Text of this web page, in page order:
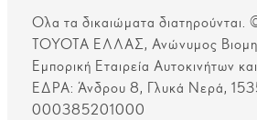
Ολα τα δικαιώματα
ΤΟΥΟΤΑ ΕΛΛΑΣ, Ανώνυμος
Εμπορική Εταιρεία Αυτοκινήτων
ΕΔΡΑ: Άνδρου 8, Γλυκά Νερά,
000385201000